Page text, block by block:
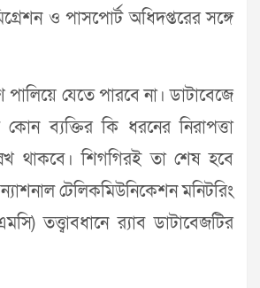
ও পাসপোর্ট অধিদপ্তরের সঙ্গে
পালিয়ে যেতে পারবে না। ডাটাবেজে
কোন ব্যক্তির কি ধরনের নিরাপত্তা
থাকবে। শিগগিরই তা শেষ হবে
টেলিকমিউনিকেশন মনিটরিং
তত্ত্বাবধানে র‌্যাব ডাটাবেজটির